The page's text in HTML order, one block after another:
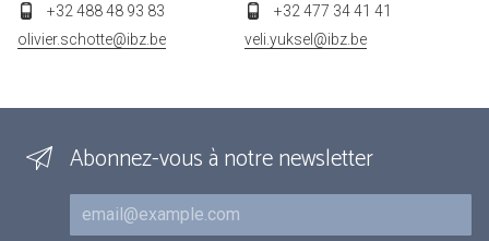
+32 488 48 93 83
olivier.schotte@ibz.be
+32 477 34 41 41
veli.yuksel@ibz.be
Abonnez-vous à notre newsletter
Courriel